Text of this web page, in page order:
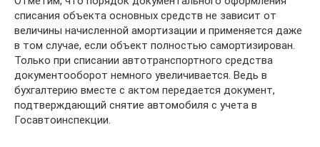
списания объекта основных средств не зависит от
величины начисленной амортизации и применяется даже
в том случае, если объект полностью самортизирован.
Только при списании автотранспортного средства
документооборот немного увеличивается. Ведь в
бухгалтерию вместе с актом передается документ,
подтверждающий снятие автомобиля с учета в
Госавтоинспекции.